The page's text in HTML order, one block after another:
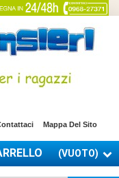
Mappa Del Sito
(VUOTO)